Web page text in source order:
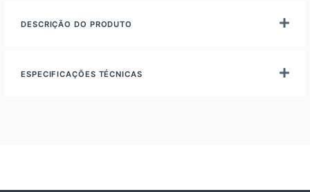
DESCRIÇÃO DO PRODUTO
ESPECIFICAÇÕES TÉCNICAS